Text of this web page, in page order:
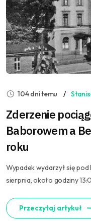
104 dni temu
Zderzenie
Baborowem a
roku
Wypadek wydarzył się pod
sierpnia, około godziny
Przeczytaj artykuł